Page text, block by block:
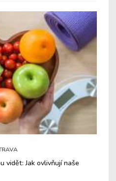
vidět: Jak ovlivňují naše